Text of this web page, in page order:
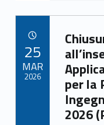
b
o
o
k
Link identifier archive #link-archive-28462
per la
2026
25
MAR
2026